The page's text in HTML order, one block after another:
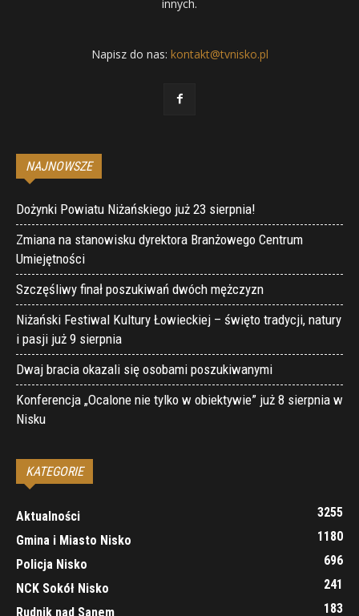
innych.
Napisz do nas: kontakt@tvnisko.pl
NAJNOWSZE
Dożynki Powiatu Niżańskiego już 23 sierpnia!
Zmiana na stanowisku dyrektora Branżowego Centrum
Umiejętności
Szczęśliwy finał poszukiwań dwóch mężczyzn
Niżański Festiwal Kultury Łowieckiej – święto tradycji, natury
i pasji już 9 sierpnia
Dwaj bracia okazali się osobami poszukiwanymi
Konferencja „Ocalone nie tylko w obiektywie” już 8 sierpnia w
Nisku
KATEGORIE
Aktualności
3255
Gmina i Miasto Nisko
1180
Policja Nisko
696
NCK Sokół Nisko
241
Rudnik nad Sanem
183